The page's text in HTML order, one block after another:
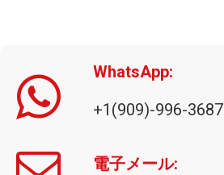
WhatsApp:
+1(909)-996-3687
電子メール: